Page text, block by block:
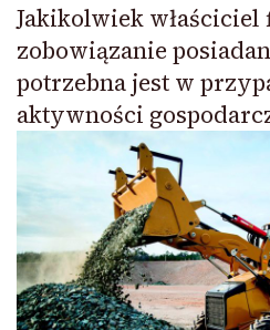
Jakikolwiek
zobowiązanie
potrzebna jest w
aktywności